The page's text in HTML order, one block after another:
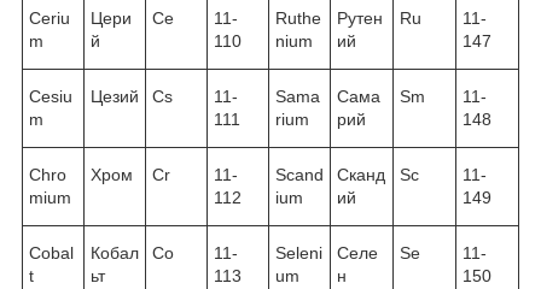
Ceriu
m
Цери
й
Ce
11-
110
Ruthe
nium
Рутен
ий
Ru
11-
147
Cesiu
m
Цезий Cs
11-
111
Sama
rium
Сама
рий
Sm
11-
148
Chro
mium
Хром Cr
11-
112
Scand
ium
Сканд
ий
Sc
11-
149
Cobal
t
Кобал
ьт
Co
11-
113
Seleni
um
Селе
н
Se
11-
150